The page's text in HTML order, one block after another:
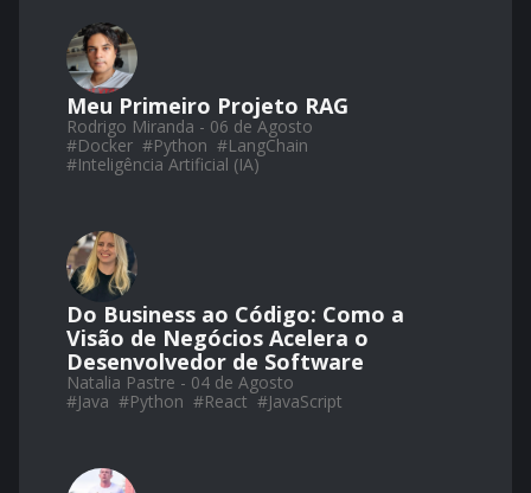
Meu Primeiro Projeto RAG
Rodrigo Miranda - 06 de Agosto
#Docker #Python #LangChain
#Inteligência Artificial (IA)
Do Business ao Código: Como a
Visão de Negócios Acelera o
Desenvolvedor de Software
Natalia Pastre - 04 de Agosto
#Java #Python #React #JavaScript